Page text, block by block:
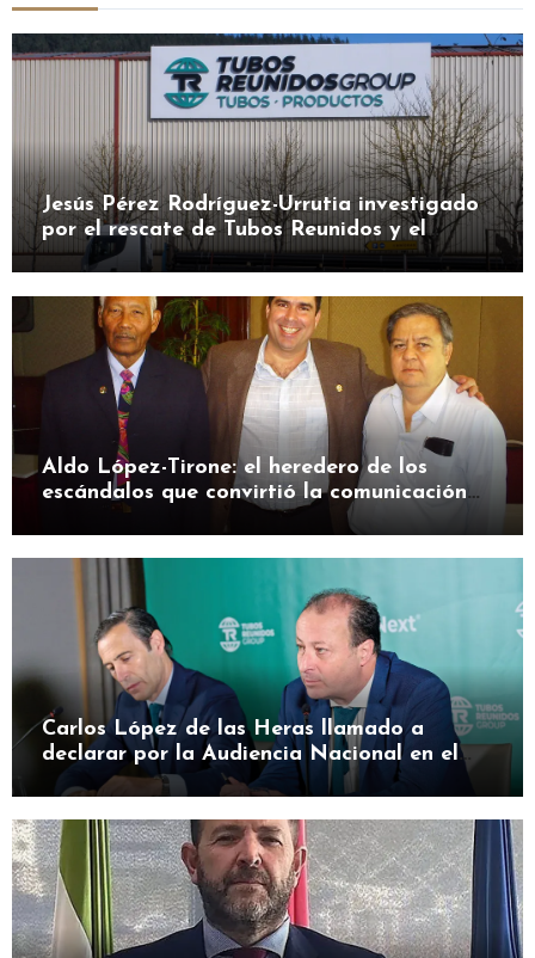
Jesús Pérez Rodríguez-Urrutia investigado
por el rescate de Tubos Reunidos y el
préstamo de la SEPI
Aldo López-Tirone: el heredero de los
escándalos que convirtió la comunicación
en herramienta de presión
Carlos López de las Heras llamado a
declarar por la Audiencia Nacional en el
caso SEPI